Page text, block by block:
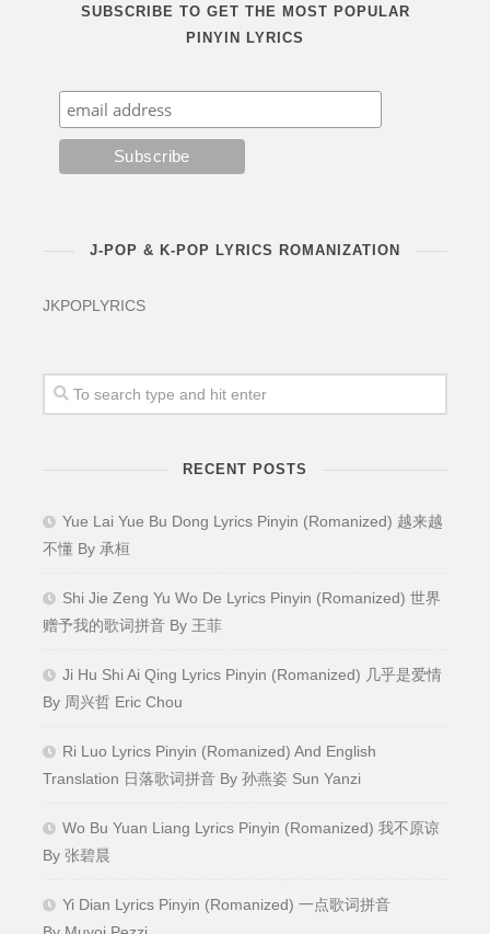
SUBSCRIBE TO GET THE MOST POPULAR
PINYIN LYRICS
J-POP & K-POP LYRICS ROMANIZATION
JKPOPLYRICS
RECENT POSTS
Yue Lai Yue Bu Dong Lyrics Pinyin (Romanized) 越来越
不懂 By 承桓
Shi Jie Zeng Yu Wo De Lyrics Pinyin (Romanized) 世界
赠予我的歌词拼音 By 王菲
Ji Hu Shi Ai Qing Lyrics Pinyin (Romanized) 几乎是爱情
By 周兴哲 Eric Chou
Ri Luo Lyrics Pinyin (Romanized) And English
Translation 日落歌词拼音 By 孙燕姿 Sun Yanzi
Wo Bu Yuan Liang Lyrics Pinyin (Romanized) 我不原谅
By 张碧晨
Yi Dian Lyrics Pinyin (Romanized) 一点歌词拼音